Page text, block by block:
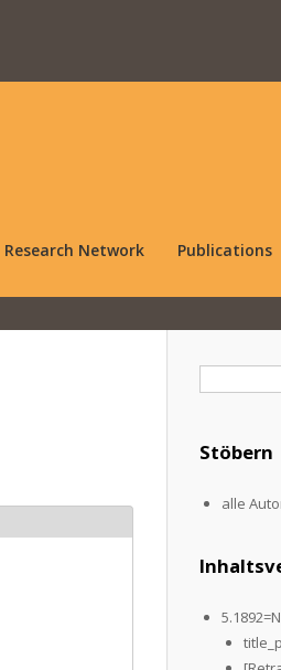
Research Network Publications
Stöbern
alle